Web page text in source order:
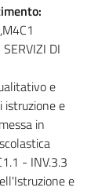
DI
e
istruzione e
in
- INV.3.3
e